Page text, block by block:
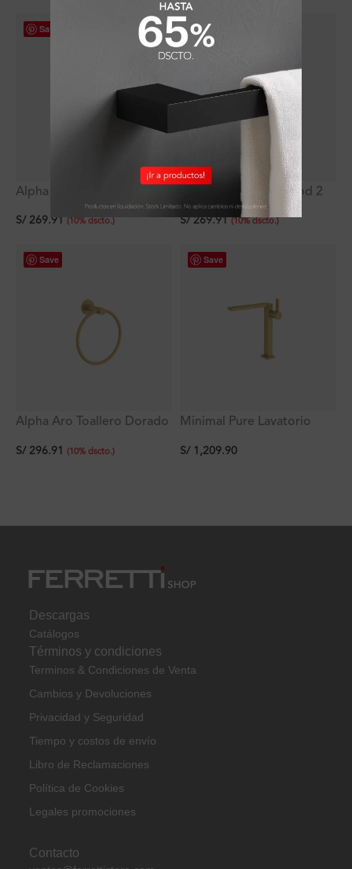
Save
Alpha Porta papel Dorado
Mate Ferretti
S/ 269.91 (10% dscto.)
Save
Alpha Porta papel Mod 2
Dorado Mate Ferretti
S/269.91 (10% dscto.)
Save
Alpha Aro Toallero Dorado
S/ 296.91 (10% dscto.)
Save
Minimal Pure Lavatorio
S/1,209.90
Descargas
Catálogos
Términos y condiciones
Terminos & Condiciones de Venta
Cambios y Devoluciones
Privacidad y Seguridad
Tiempo y costos de envío
Libro de Reclamaciones
Política de Cookies
Legales promociones
Contacto